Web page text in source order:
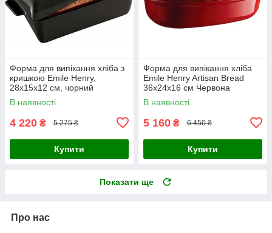
Форма для випікання хліба з
кришкою Emile Henry,
28x15x12 см, чорний
(795504)
В наявності
4 220 ₴ 5 275 ₴
Купити
Форма для випікання хліба
Emile Henry Artisan Bread
36х24х16 см Червона
(345501)
В наявності
5 160 ₴ 6 450 ₴
Купити
Показати ще
Про нас